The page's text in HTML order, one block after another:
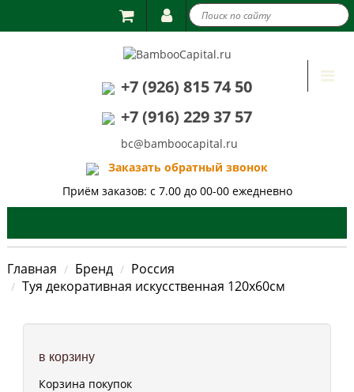
+7 (926) 815 74 50
+7 (916) 229 37 57
bc@bamboocapital.ru
Заказать обратный звонок
Приём заказов: с 7.00 до 00-00 ежедневно
Главная Бренд
Россия
Туя декоративная искусственная 120х60см
в корзину
Корзина покупок